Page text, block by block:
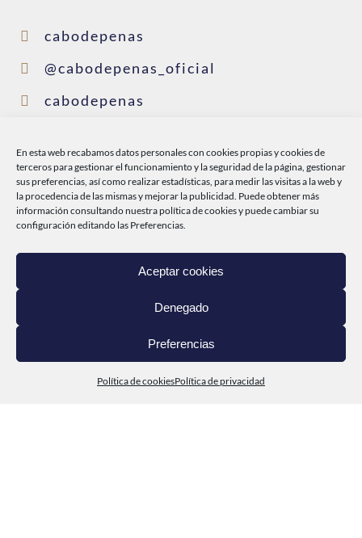
En esta web recabamos datos personales con cookies propias y cookies de
terceros para gestionar el funcionamiento y la seguridad de la página, gestionar
sus preferencias, así como realizar estadísticas, para medir las visitas a la web y
la procedencia de las mismas y mejorar la publicidad. Puede obtener más
información consultando nuestrapolítica de cookiesy puede cambiar su
configuración editando las Preferencias.
Aceptar cookies
Denegado
Preferencias
Política de cookiesPolítica de privacidad
cabodepenas
@cabodepenas_oficial
cabodepenas
@conservascabodepenas
INICIO
CABO DE PEÑAS